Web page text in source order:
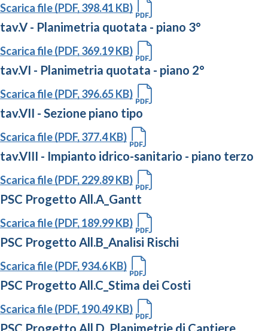
Scarica file (PDF, 398.41 KB)
tav.V - Planimetria quotata - piano 3°
Scarica file (PDF, 369.19 KB)
tav.VI - Planimetria quotata - piano 2°
Scarica file (PDF, 396.65 KB)
tav.VII - Sezione piano tipo
Scarica file (PDF, 377.4 KB)
tav.VIII - Impianto idrico-sanitario - piano terzo
Scarica file (PDF, 229.89 KB)
PSC Progetto All.A_Gantt
Scarica file (PDF, 189.99 KB)
PSC Progetto All.B_Analisi Rischi
Scarica file (PDF, 934.6 KB)
PSC Progetto All.C_Stima dei Costi
Scarica file (PDF, 190.49 KB)
PSC Progetto All.D_Planimetrie di Cantiere